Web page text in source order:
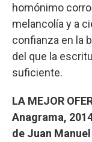
homónimo
melancolía y a
confianza en la
del que la
suficiente.
LA MEJOR
Anagrama,
de Juan